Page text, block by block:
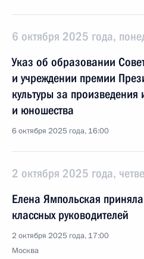
6 октября 2025 года,
Указ об образовании
и учреждении премии
культуры за произведения
и юношества
6 октября 2025 года, 16:00
2 октября 2025 года,
Елена Ямпольская
классных руководителей
2 октября 2025 года, 17:00
Москва